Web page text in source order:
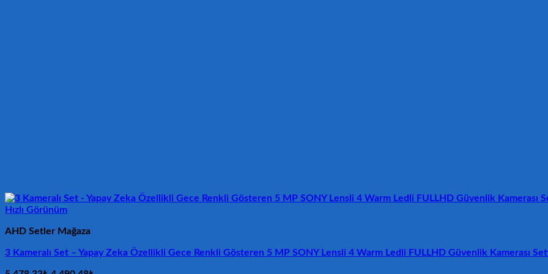
Hızlı Görünüm
AHD Setler Mağaza
3 Kameralı Set – Yapay Zeka Özellikli Gece Renkli Gösteren 5 MP SONY Lensli 4 Warm Ledli FULLHD Güvenlik Kamerası